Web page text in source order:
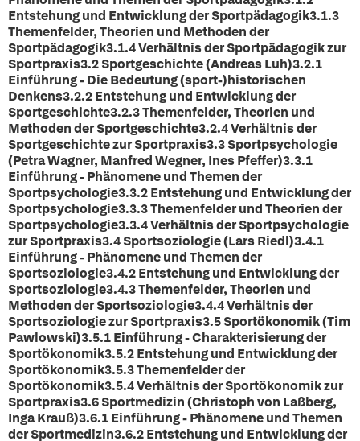
Entstehung und Entwicklung der Sportpädagogik3.1.3
Themenfelder, Theorien und Methoden der
Sportpädagogik3.1.4 Verhältnis der Sportpädagogik zur
Sportpraxis3.2 Sportgeschichte (Andreas Luh)3.2.1
Einführung - Die Bedeutung (sport-)historischen
Denkens3.2.2 Entstehung und Entwicklung der
Sportgeschichte3.2.3 Themenfelder, Theorien und
Methoden der Sportgeschichte3.2.4 Verhältnis der
Sportgeschichte zur Sportpraxis3.3 Sportpsychologie
(Petra Wagner, Manfred Wegner, Ines Pfeffer)3.3.1
Einführung - Phänomene und Themen der
Sportpsychologie3.3.2 Entstehung und Entwicklung der
Sportpsychologie3.3.3 Themenfelder und Theorien der
Sportpsychologie3.3.4 Verhältnis der Sportpsychologie
zur Sportpraxis3.4 Sportsoziologie (Lars Riedl)3.4.1
Einführung - Phänomene und Themen der
Sportsoziologie3.4.2 Entstehung und Entwicklung der
Sportsoziologie3.4.3 Themenfelder, Theorien und
Methoden der Sportsoziologie3.4.4 Verhältnis der
Sportsoziologie zur Sportpraxis3.5 Sportökonomik (Tim
Pawlowski)3.5.1 Einführung - Charakterisierung der
Sportökonomik3.5.2 Entstehung und Entwicklung der
Sportökonomik3.5.3 Themenfelder der
Sportökonomik3.5.4 Verhältnis der Sportökonomik zur
Sportpraxis3.6 Sportmedizin (Christoph von Laßberg,
Inga Krauß)3.6.1 Einführung - Phänomene und Themen
der Sportmedizin3.6.2 Entstehung und Entwicklung der